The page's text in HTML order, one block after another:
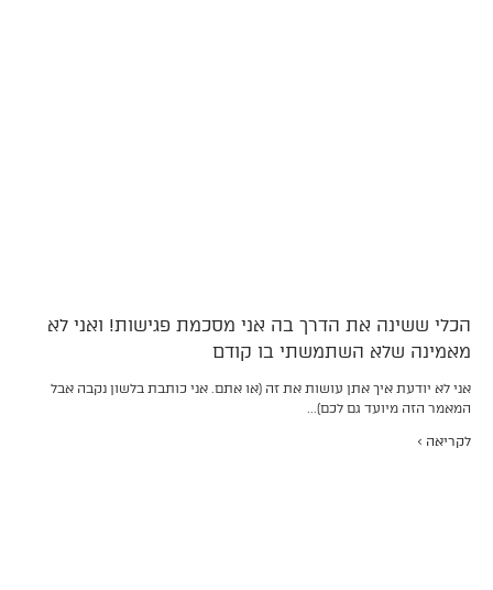
הכלי ששינה את הדרך בה אני מסכמת פגישות! ואני לא
מאמינה שלא השתמשתי בו קודם
אני לא יודעת איך אתן עושות את זה (או אתם. אני כותבת בלשון נקבה אבל
המאמר הזה מיועד גם לכם)...
לקריאה >